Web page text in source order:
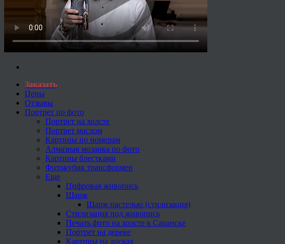
Заказать
Цены
Отзывы
Портрет по фото
Портрет на холсте
Портрет маслом
Картины по номерам
Алмазная мозаика по фото
Картины блестками
Фотокубик трансформер
Еще
Цифровая живопись
Шарж
Шарж пастелью (стилизация)
Стилизация под живопись
Печать фото на холсте в Саранске
Портрет на дереве
Картины на досках